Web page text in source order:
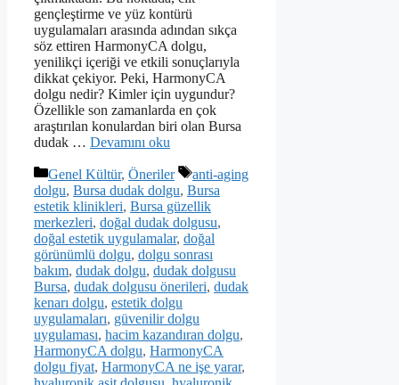
gençleştirme ve yüz kontürü
uygulamaları arasında adından sıkça
söz ettiren HarmonyCA dolgu,
yenilikçi içeriği ve etkili sonuçlarıyla
dikkat çekiyor. Peki, HarmonyCA
dolgu nedir? Kimler için uygundur?
Özellikle son zamanlarda en çok
araştırılan konulardan biri olan Bursa
dudak … Devamını oku
Kategoriler
Genel Kültür, Öneriler Etiketler
anti-aging
dolgu, Bursa dudak dolgu, Bursa
estetik klinikleri, Bursa güzellik
merkezleri, doğal dudak dolgusu,
doğal estetik uygulamalar, doğal
görünümlü dolgu, dolgu sonrası
bakım, dudak dolgu, dudak dolgusu
Bursa, dudak dolgusu önerileri, dudak
kenarı dolgu, estetik dolgu
uygulamaları, güvenilir dolgu
uygulaması, hacim kazandıran dolgu,
HarmonyCA dolgu, HarmonyCA
dolgu fiyat, HarmonyCA ne işe yarar,